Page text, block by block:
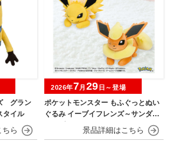
グラン
タイル
ポケットモンスター もふぐっとぬい
ぐるみ イーブイフレンズ～サンダー
ス・ブースター～おひるねver.
2026年7月 29 日～登場